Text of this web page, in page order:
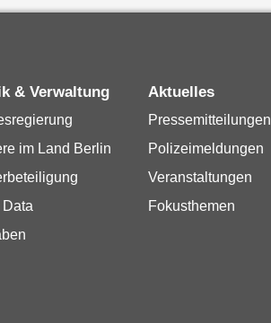
& Verwaltung
im Land Berlin
Aktuelles
Pressemitteilungen
Polizeimeldungen
Veranstaltungen
Fokusthemen